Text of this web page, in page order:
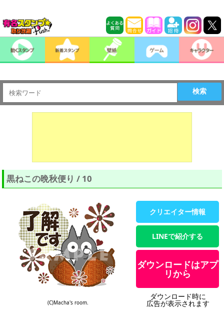
検索
黒ねこの晩秋便り / 10
(C)Macha's room.
クリエイター情報
LINEで紹介する
ダウンロードはアプ
リから
ダウンロード時に
広告が表示されます